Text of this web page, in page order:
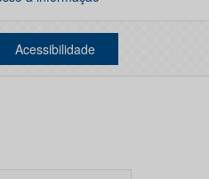
Acessibilidade